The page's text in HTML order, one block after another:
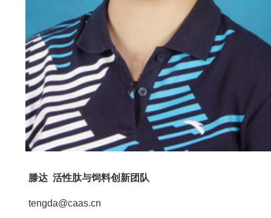
滕达 活性肽与饲料创新团队
tengda@caas.cn